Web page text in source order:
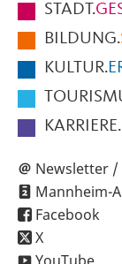
der
Seite
STADT.
BILDUNG.
KULTUR.
KARRIERE.
Newsletter
Mannheim-
Facebook
X